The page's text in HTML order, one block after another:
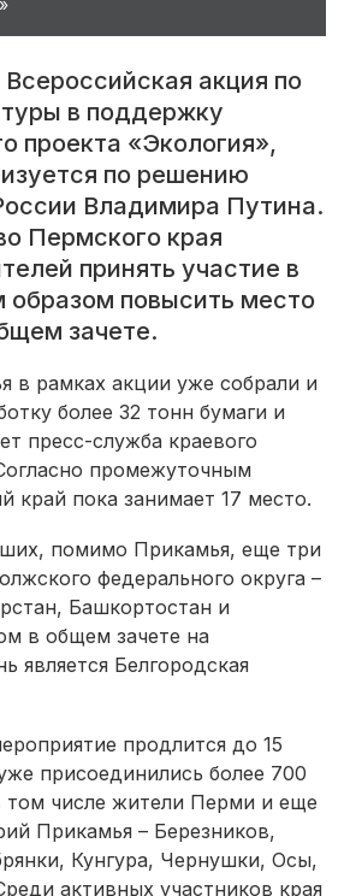
акция по
в поддержку
проекта «Экология»,
по решению
Владимира Путина.
Пермского края
принять участие в
образом повысить место
зачете.
в рамках акции уже собрали и
более 32 тонн бумаги и
пресс-служба краевого
промежуточным
край пока занимает 17 место.
помимо Прикамья, еще три
федерального округа –
Башкортостан и
в общем зачете на
является Белгородская
продлится до 15
присоединились более 700
том числе жители Перми и еще
Прикамья – Березников,
Кунгура, Чернушки, Осы,
активных участников края